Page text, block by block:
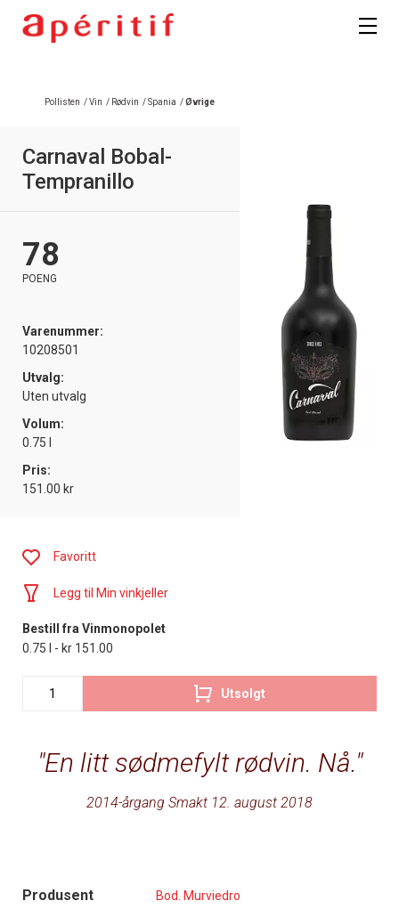
Pollisten /Vin / Rødvin /Spania /Øvrige
Carnaval Bobal-
Tempranillo
78
POENG
Varenummer:
10208501
Utvalg:
Uten utvalg
Volum:
0.75 l
Pris:
151.00 kr
En litt sødmefylt rødvin. Nå.
2014-årgang Smakt 12. august 2018
Produsent Bod. Murviedro
Favoritt
Legg til Min vinkjeller
Bestill fra Vinmonopolet
0.75 l - kr 151.00
Utsolgt